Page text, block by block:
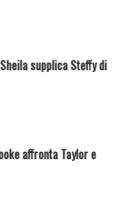
Sheila supplica Steffy di
affronta Taylor e